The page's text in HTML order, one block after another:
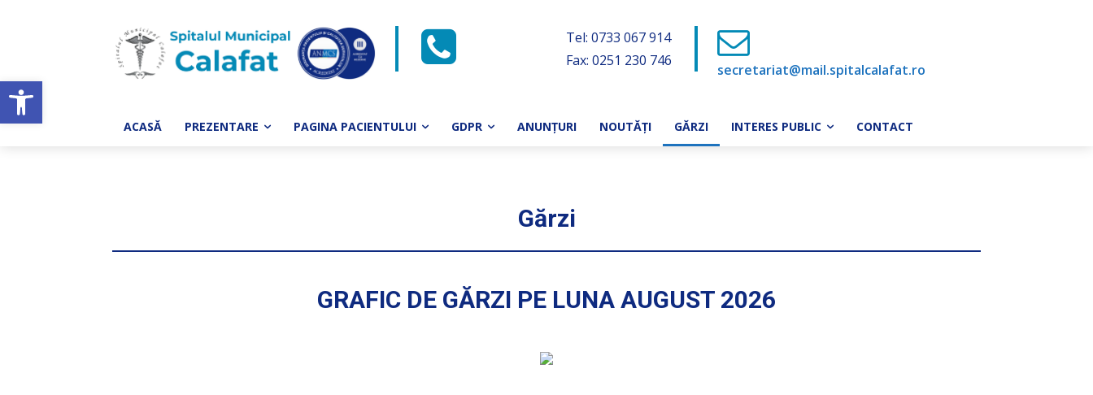
Deschide bara de unelte
Tel: 0733 067 914
Fax: 0251 230 746
secretariat@mail.spitalcalafat.ro
ACASĂ PREZENTARE PAGINA PACIENTULUI GDPR ANUNȚURI NOUTĂȚI GĂRZI INTERES PUBLIC CONTACT
Gărzi
GRAFIC DE GĂRZI PE LUNA AUGUST 2026